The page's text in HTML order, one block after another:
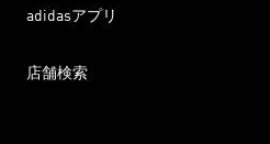
adidasアプリ
店舗検索